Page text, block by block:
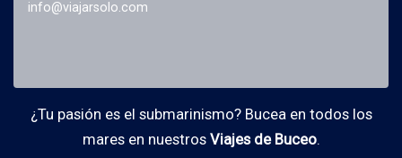
info@viajarsolo.com
¿Tu pasión es el submarinismo? Bucea en todos los
mares en nuestros Viajes de Buceo.